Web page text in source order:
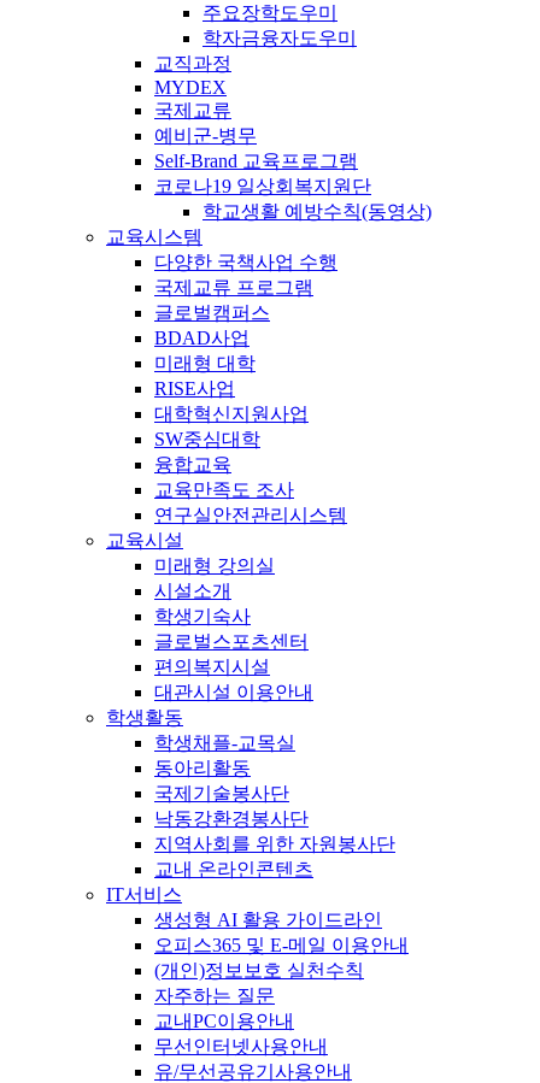
주요장학도우미
학자금융자도우미
교직과정
MYDEX
국제교류
예비군-병무
Self-Brand 교육프로그램
코로나19 일상회복지원단
학교생활 예방수칙(동영상)
교육시스템
다양한 국책사업 수행
국제교류 프로그램
글로벌캠퍼스
BDAD사업
미래형 대학
RISE사업
대학혁신지원사업
SW중심대학
융합교육
교육만족도 조사
연구실안전관리시스템
교육시설
미래형 강의실
시설소개
학생기숙사
글로벌스포츠센터
편의복지시설
대관시설 이용안내
학생활동
학생채플-교목실
동아리활동
국제기술봉사단
낙동강환경봉사단
지역사회를 위한 자원봉사단
교내 온라인콘텐츠
IT서비스
생성형 AI 활용 가이드라인
오피스365 및 E-메일 이용안내
(개인)정보보호 실천수칙
자주하는 질문
교내PC이용안내
무선인터넷사용안내
유/무선공유기사용안내